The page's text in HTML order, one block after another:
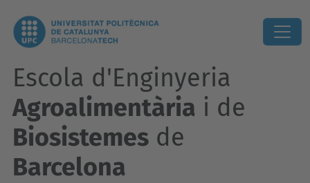
Escola d'Enginyeria
Agroalimentària i de
Biosistemes de
Barcelona